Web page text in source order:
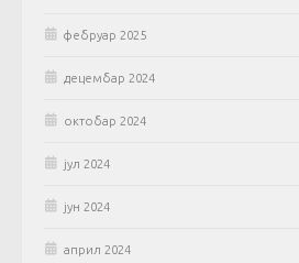
фебруар 2025
децембар 2024
октобар 2024
јул 2024
јун 2024
април 2024